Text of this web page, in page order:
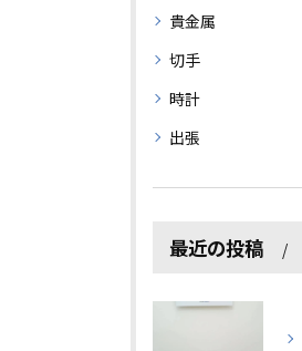
貴金属
切手
時計
出張
最近の投稿